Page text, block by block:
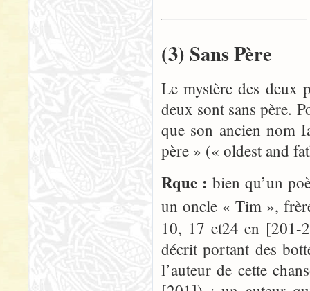
(3) Sans Père
Le mystère des deux
deux sont sans père.
que son ancien nom
père » (« oldest and
Rque : bien qu’un
un oncle « Tim »,
10, 17 et24 en [201-
décrit portant des
l’auteur de cette